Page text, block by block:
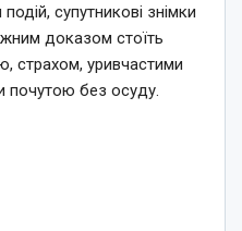
супутникові знімки
доказом стоїть
страхом, уривчастими
почутою без осуду.